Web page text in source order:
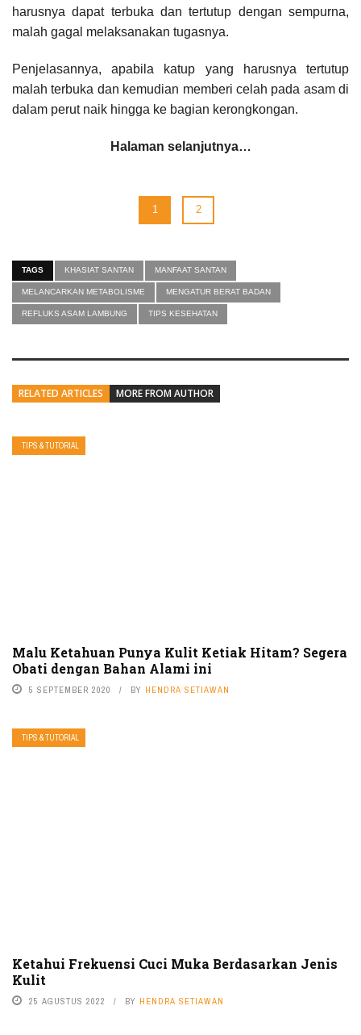
harusnya dapat terbuka dan tertutup dengan sempurna,
malah gagal melaksanakan tugasnya.
Penjelasannya, apabila katup yang harusnya tertutup
malah terbuka dan kemudian memberi celah pada asam di
dalam perut naik hingga ke bagian kerongkongan.
Halaman selanjutnya…
1 2
TAGS KHASIAT SANTAN MANFAAT SANTAN
MELANCARKAN METABOLISME MENGATUR BERAT BADAN
REFLUKS ASAM LAMBUNG TIPS KESEHATAN
RELATED ARTICLES MORE FROM AUTHOR
TIPS & TUTORIAL
Malu Ketahuan Punya Kulit Ketiak Hitam? Segera
Obati dengan Bahan Alami ini
5 SEPTEMBER 2020 BY HENDRA SETIAWAN
TIPS & TUTORIAL
Ketahui Frekuensi Cuci Muka Berdasarkan Jenis
Kulit
25 AGUSTUS 2022 BY HENDRA SETIAWAN